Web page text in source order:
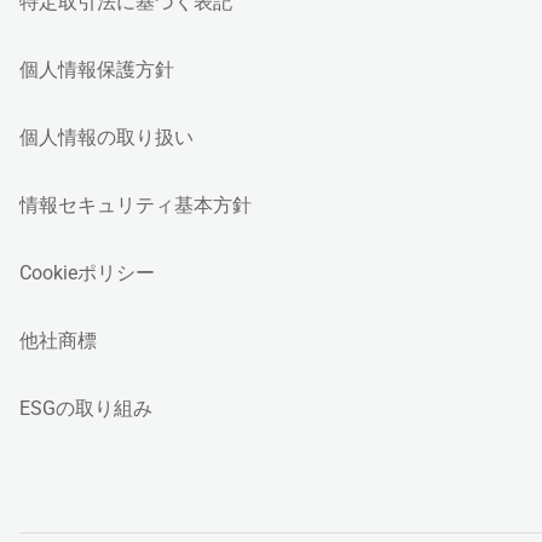
個人情報保護方針
個人情報の取り扱い
情報セキュリティ基本方針
Cookieポリシー
他社商標
ESGの取り組み